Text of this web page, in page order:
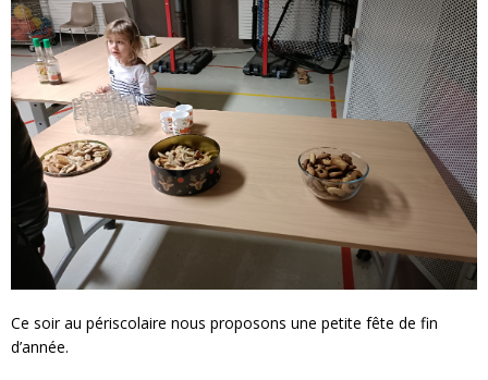
Ce soir au périscolaire nous proposons une petite fête de fin
d’année.